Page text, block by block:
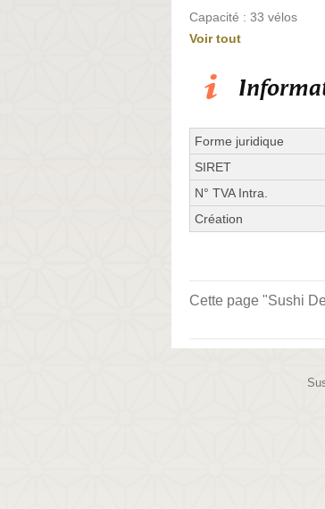
Capacité : 33 vélos
Voir tout
Forme juridique
SIRET
N° TVA Intra.
Création
Cette page "Sushi